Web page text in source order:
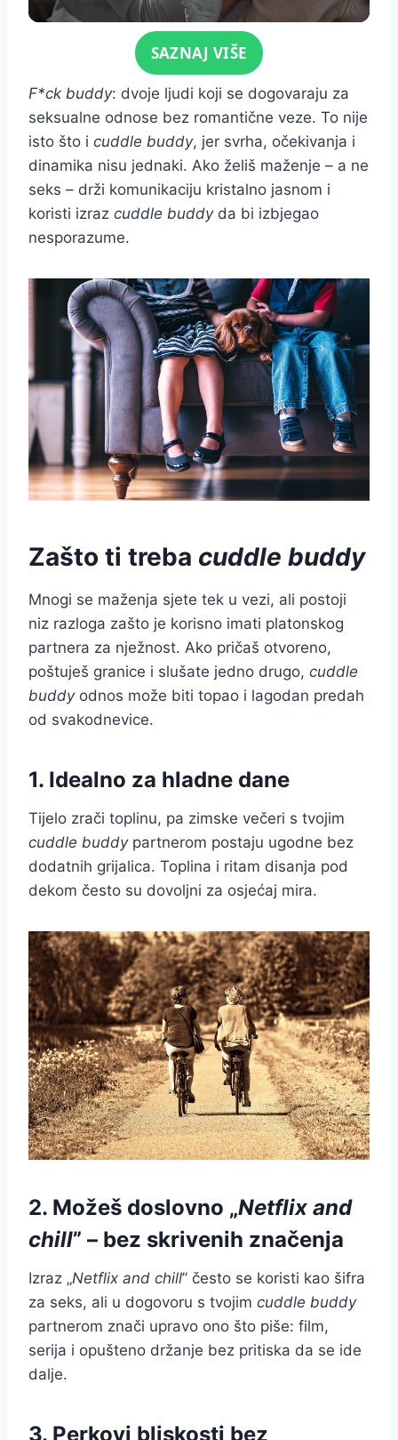
Click for soundSAZNAJ VIŠE
F*ck buddy: dvoje ljudi koji se dogovaraju za
seksualne odnose bez romantične veze. To nije
isto što i cuddle buddy, jer svrha, očekivanja i
dinamika nisu jednaki. Ako želiš maženje – a ne
seks – drži komunikaciju kristalno jasnom i
koristi izraz cuddle buddyda bi izbjegao
nesporazume.
Zašto ti treba cuddle buddy
Mnogi se maženja sjete tek u vezi, ali postoji
niz razloga zašto je korisno imati platonskog
partnera za nježnost. Ako pričaš otvoreno,
poštuješ granice i slušate jedno drugo, cuddle
buddyodnos može biti topao i lagodan predah
od svakodnevice.
1. Idealno za hladne dane
Tijelo zrači toplinu, pa zimske večeri s tvojim
cuddle buddypartnerom postaju ugodne bez
dodatnih grijalica. Toplina i ritam disanja pod
dekom često su dovoljni za osjećaj mira.
2. Možeš doslovno „Netflix and
chill” – bez skrivenih značenja
Izraz „Netflix and chill” često se koristi kao šifra
za seks, ali u dogovoru s tvojim cuddle buddy
partnerom znači upravo ono što piše: film,
serija i opušteno držanje bez pritiska da se ide
dalje.
3. Perkovi bliskosti bez